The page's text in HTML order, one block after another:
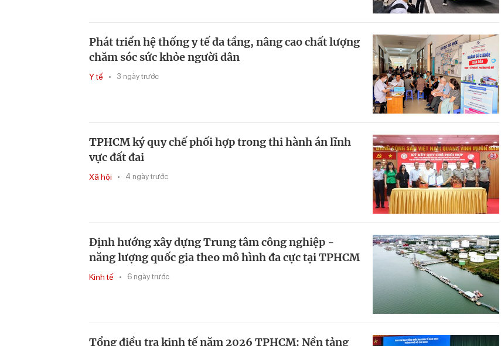
Phát triển hệ thống y tế đa tầng, nâng cao chất lượng
chăm sóc sức khỏe người dân
Y tế 3 ngày trước
TPHCM ký quy chế phối hợp trong thi hành án lĩnh
vực đất đai
Xã hội 4 ngày trước
Định hướng xây dựng Trung tâm công nghiệp -
năng lượng quốc gia theo mô hình đa cực tại TPHCM
Kinh tế 6 ngày trước
Tổng điều tra kinh tế năm 2026 TPHCM: Nền tảng